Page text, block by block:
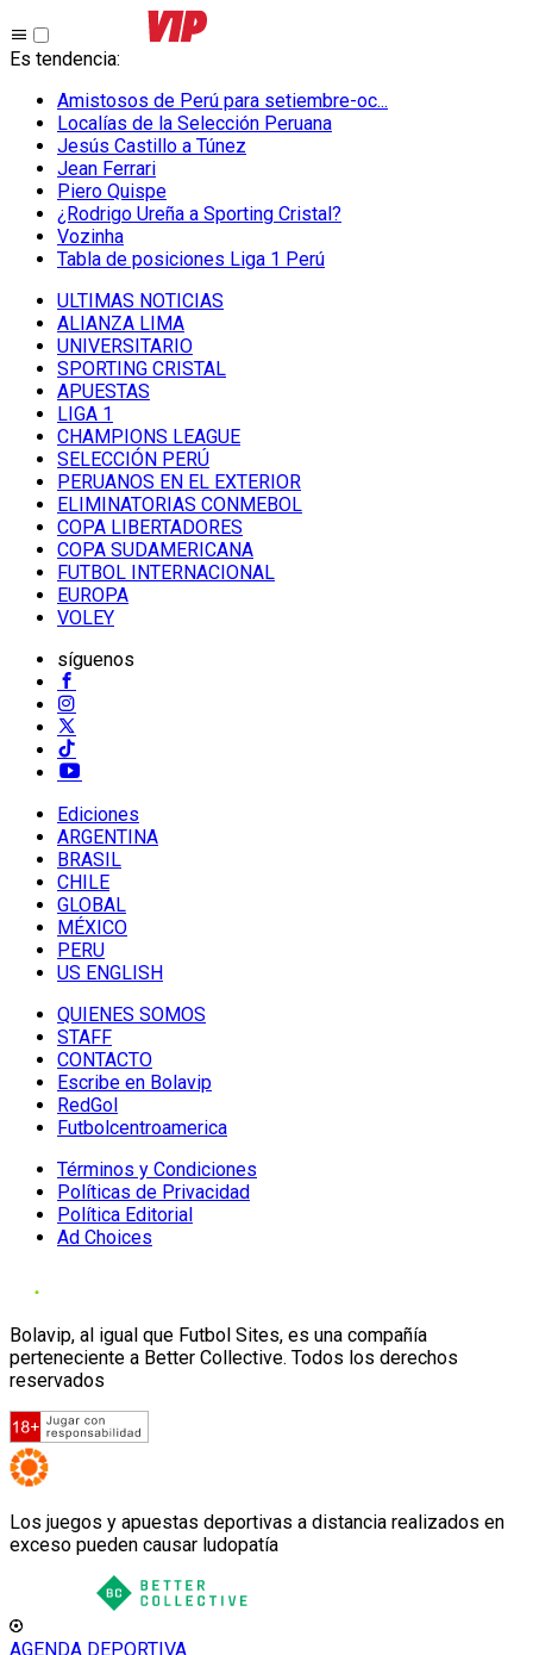
Es tendencia:
Amistosos de Perú para setiembre-oc...
Localías de la Selección Peruana
Jesús Castillo a Túnez
Jean Ferrari
Piero Quispe
¿Rodrigo Ureña a Sporting Cristal?
Vozinha
Tabla de posiciones Liga 1 Perú
ULTIMAS NOTICIAS
ALIANZA LIMA
UNIVERSITARIO
SPORTING CRISTAL
APUESTAS
LIGA 1
CHAMPIONS LEAGUE
SELECCIÓN PERÚ
PERUANOS EN EL EXTERIOR
ELIMINATORIAS CONMEBOL
COPA LIBERTADORES
COPA SUDAMERICANA
FUTBOL INTERNACIONAL
EUROPA
VOLEY
síguenos
Ediciones
ARGENTINA
BRASIL
CHILE
GLOBAL
MÉXICO
PERU
US ENGLISH
QUIENES SOMOS
STAFF
CONTACTO
Escribe en Bolavip
RedGol
Futbolcentroamerica
Términos y Condiciones
Políticas de Privacidad
Política Editorial
Ad Choices
Bolavip, al igual que Futbol Sites, es una compañía
perteneciente a Better Collective. Todos los derechos
reservados
Los juegos y apuestas deportivas a distancia realizados en
exceso pueden causar ludopatía
AGENDA DEPORTIVA